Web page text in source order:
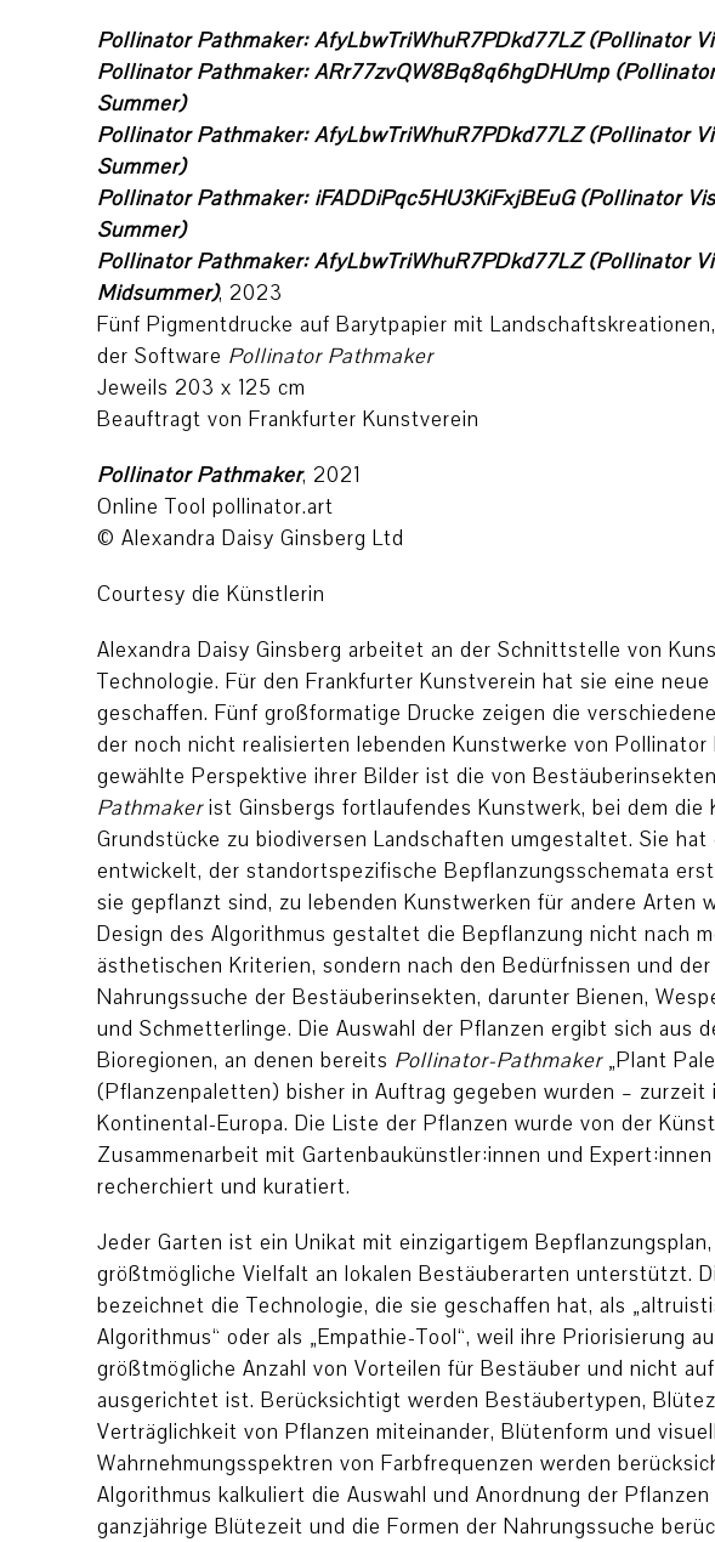
Pollinator Pathmaker: AfyLbwTriWhuR7PDkd77LZ (Pollinator
Pollinator Pathmaker: ARr77zvQW8Bq8q6hgDHUmp
Summer)
Pollinator Pathmaker: AfyLbwTriWhuR7PDkd77LZ (Pollinator
Summer)
Pollinator Pathmaker: iFADDiPqc5HU3KiFxjBEuG (Pollinator
Summer)
Pollinator Pathmaker: AfyLbwTriWhuR7PDkd77LZ (Pollinator
Midsummer), 2023
Fünf Pigmentdrucke auf Barytpapier mit
der Software Pollinator Pathmaker
Jeweils 203 x 125 cm
Beauftragt von Frankfurter Kunstverein
Pollinator Pathmaker, 2021
Online Tool pollinator.art
© Alexandra Daisy Ginsberg Ltd
Courtesy die Künstlerin
Alexandra Daisy Ginsberg arbeitet an der Schnittstelle von
Technologie. Für den Frankfurter Kunstverein hat sie eine neue
geschaffen. Fünf großformatige Drucke zeigen die
der noch nicht realisierten lebenden Kunstwerke von Pollinator
gewählte Perspektive ihrer Bilder ist die von
Pathmakerist Ginsbergs fortlaufendes Kunstwerk, bei dem die
Grundstücke zu biodiversen Landschaften umgestaltet. Sie hat
entwickelt, der standortspezifische Bepflanzungsschemata
sie gepflanzt sind, zu lebenden Kunstwerken für andere Arten
Design des Algorithmus gestaltet die Bepflanzung nicht nach
ästhetischen Kriterien, sondern nach den Bedürfnissen und
Nahrungssuche der Bestäuberinsekten, darunter Bienen,
und Schmetterlinge. Die Auswahl der Pflanzen ergibt sich aus
Bioregionen, an denen bereits Pollinator-Pathmaker „Plant
(Pflanzenpaletten) bisher in Auftrag gegeben wurden – zurzeit
Kontinental-Europa. Die Liste der Pflanzen wurde von der
Zusammenarbeit mit Gartenbaukünstler:innen und
recherchiert und kuratiert.
Jeder Garten ist ein Unikat mit einzigartigem
größtmögliche Vielfalt an lokalen Bestäuberarten unterstützt.
bezeichnet die Technologie, die sie geschaffen hat, als
Algorithmus“ oder als „Empathie-Tool“, weil ihre Priorisierung
größtmögliche Anzahl von Vorteilen für Bestäuber und nicht
ausgerichtet ist. Berücksichtigt werden Bestäubertypen,
Verträglichkeit von Pflanzen miteinander, Blütenform und
Wahrnehmungsspektren von Farbfrequenzen werden
Algorithmus kalkuliert die Auswahl und Anordnung der Pflanzen
ganzjährige Blütezeit und die Formen der Nahrungssuche